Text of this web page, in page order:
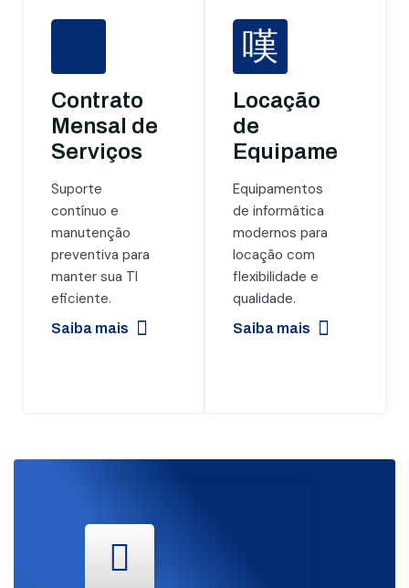
Contrato
Mensal de
Serviços
Suporte
contínuo e
manutenção
preventiva para
manter sua TI
eficiente.
Saiba mais
Locação
de
Equipamentos
Equipamentos
de informática
modernos para
locação com
flexibilidade e
qualidade.
Saiba mais